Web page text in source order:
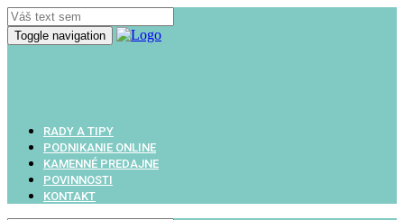
Toggle navigation
RADY A TIPY
PODNIKANIE ONLINE
KAMENNÉ PREDAJNE
POVINNOSTI
KONTAKT